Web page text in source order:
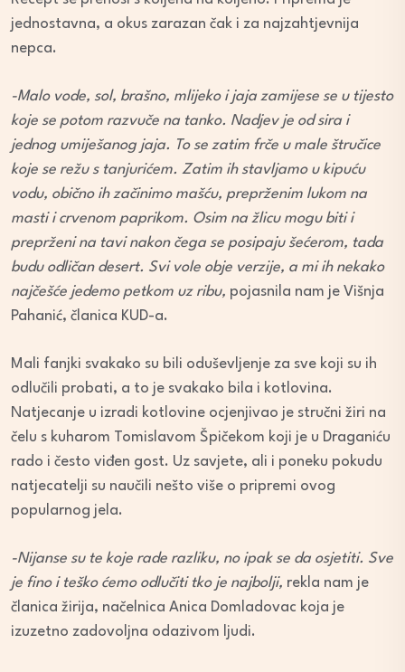
jednostavna, a okus zarazan čak i za najzahtjevnija
nepca.
-Malo vode, sol, brašno, mlijeko i jaja zamijese se u tijesto
koje se potom razvuče na tanko. Nadjev je od sira i
jednog umiješanog jaja. To se zatim frče u male štručice
koje se režu s tanjurićem. Zatim ih stavljamo u kipuću
vodu, obično ih začinimo mašću, preprženim lukom na
masti i crvenom paprikom. Osim na žlicu mogu biti i
preprženi na tavi nakon čega se posipaju šećerom, tada
budu odličan desert. Svi vole obje verzije, a mi ih nekako
najčešće jedemo petkom uz ribu, pojasnila nam je Višnja
Pahanić, članica KUD-a.
Mali fanjki svakako su bili oduševljenje za sve koji su ih
odlučili probati, a to je svakako bila i kotlovina.
Natjecanje u izradi kotlovine ocjenjivao je stručni žiri na
čelu s kuharom Tomislavom Špičekom koji je u Draganiću
rado i često viđen gost. Uz savjete, ali i poneku pokudu
natjecatelji su naučili nešto više o pripremi ovog
popularnog jela.
-Nijanse su te koje rade razliku, no ipak se da osjetiti. Sve
je fino i teško ćemo odlučiti tko je najbolji, rekla nam je
članica žirija, načelnica Anica Domladovac koja je
izuzetno zadovoljna odazivom ljudi.